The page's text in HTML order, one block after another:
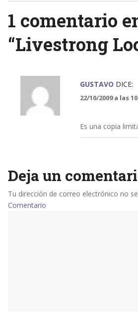
1 comentario
“Livestrong
GUSTAVO DICE:
22/10/2009 a las
Es una copia
Deja un
Tu dirección de correo electrónico no
Comentario